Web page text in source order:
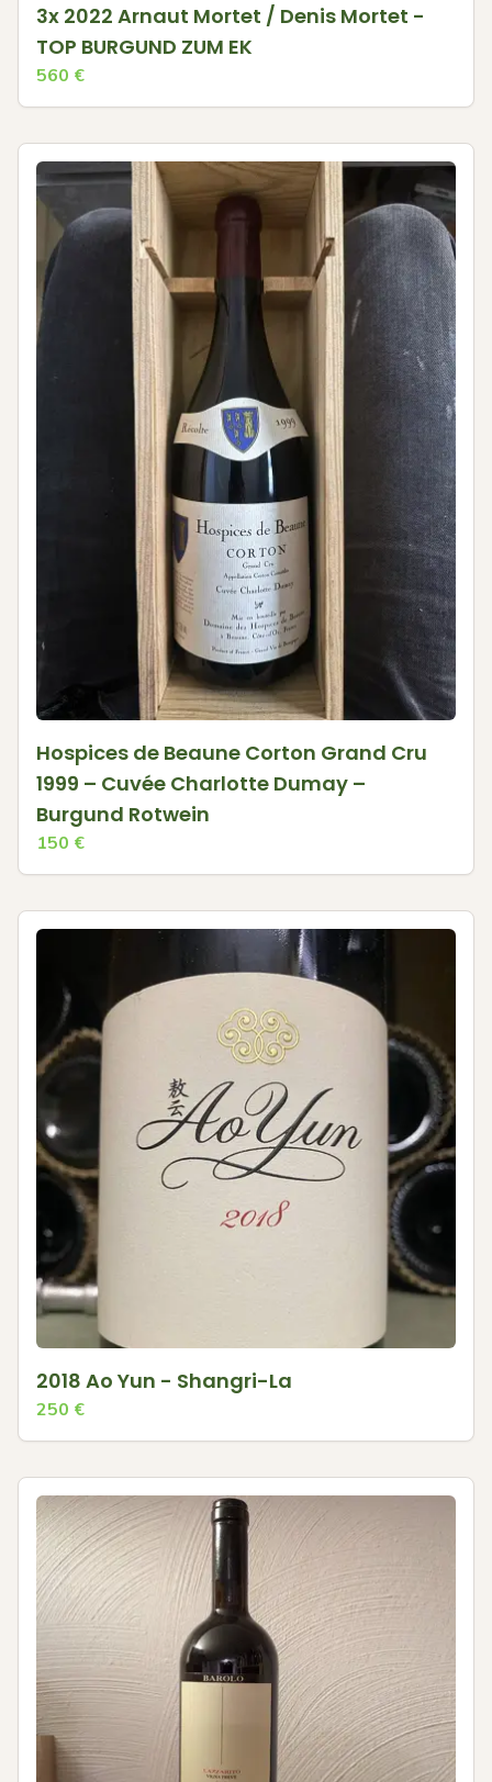
3x 2022 Arnaut Mortet / Denis Mortet -
TOP BURGUND ZUM EK
560 €
Hospices de Beaune Corton Grand Cru
1999 – Cuvée Charlotte Dumay –
Burgund Rotwein
150 €
2018 Ao Yun - Shangri-La
250 €